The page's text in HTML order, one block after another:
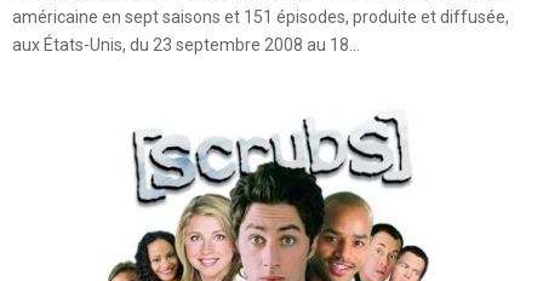
américaine en sept saisons et 151 épisodes, produite et diffusée,
aux États-Unis, du 23 septembre 2008 au 18...